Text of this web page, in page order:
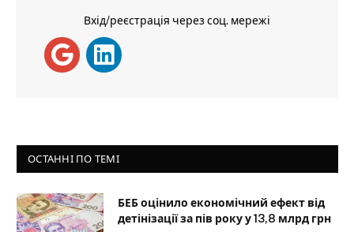
Вхід/реєстрація через соц. мережі
ОСТАННІ ПО ТЕМІ
БЕБ оцінило економічний ефект від
детінізації за пів року у 13,8 млрд грн